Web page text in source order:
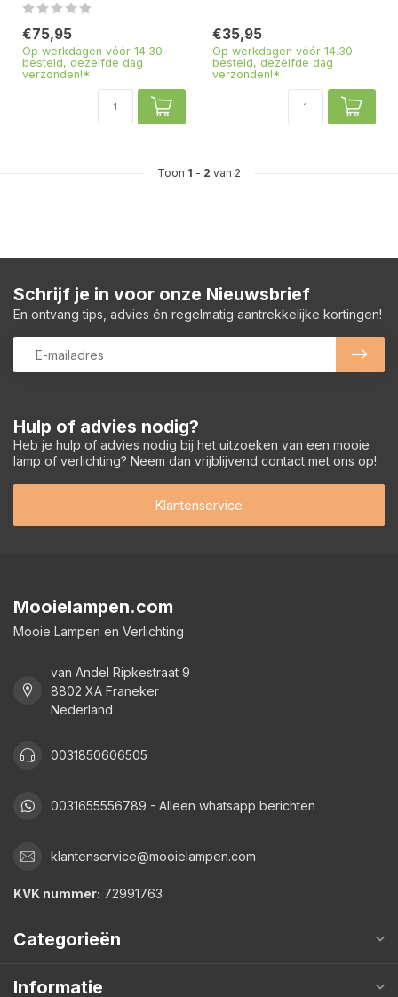
€75,95
Op werkdagen vóór 14.30
besteld, dezelfde dag
verzonden!*
€35,95
Op werkdagen vóór 14.30
besteld, dezelfde dag
verzonden!*
Toon 1 - 2 van 2
Hulp of advies nodig?
Heb je hulp of advies nodig bij het uitzoeken van een mooie
lamp of verlichting? Neem dan vrijblijvend contact met ons op!
Klantenservice
Schrijf je in voor onze Nieuwsbrief
En ontvang tips, advies én regelmatig aantrekkelijke kortingen!
Mooielampen.com
Mooie Lampen en Verlichting
van Andel Ripkestraat 9
8802 XA Franeker
Nederland
0031850606505
0031655556789 - Alleen whatsapp berichten
klantenservice@mooielampen.com
KVK nummer: 72991763
Categorieën
Informatie